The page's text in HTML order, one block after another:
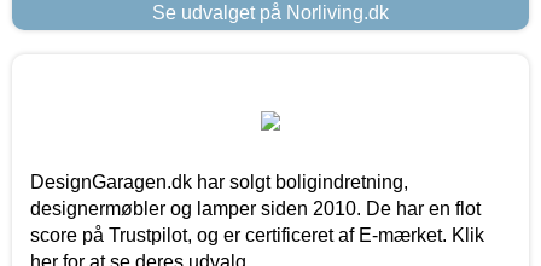
Se udvalget på Norliving.dk
DesignGaragen.dk har solgt boligindretning,
designermøbler og lamper siden 2010. De har en flot
score på Trustpilot, og er certificeret af E-mærket. Klik
her for at se deres udvalg.